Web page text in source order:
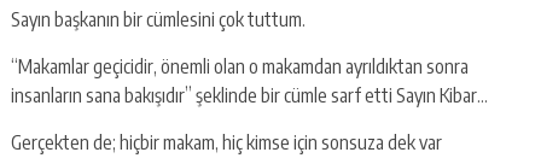
Sayın başkanın bir cümlesini çok tuttum.
“Makamlar geçicidir, önemli olan o makamdan ayrıldıktan sonra
insanların sana bakışıdır” şeklinde bir cümle sarf etti Sayın Kibar…
Gerçekten de; hiçbir makam, hiç kimse için sonsuza dek var